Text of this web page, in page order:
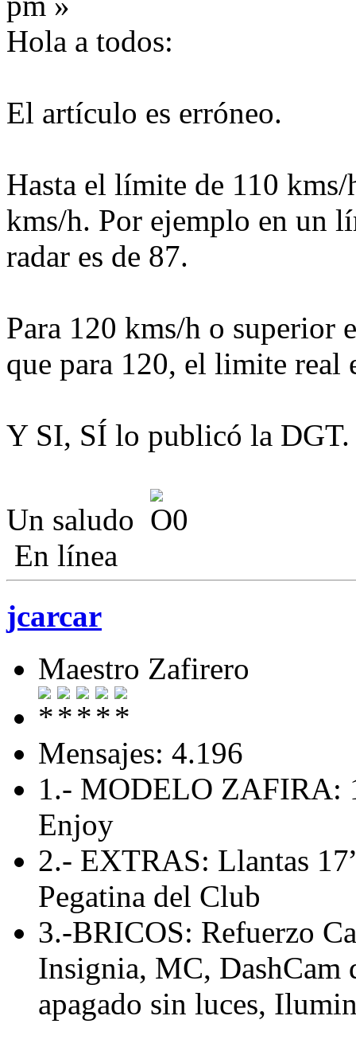
Hola a todos:
El artículo es erróneo.
Hasta el límite de 110
kms/h. Por ejemplo en un
radar es de 87.
Para 120 kms/h o superior
que para 120, el limite real
Y SI, SÍ lo publicó la DGT.
Un saludo
En línea
jcarcar
Maestro Zafirero
Mensajes: 4.196
1.- MODELO ZAFIRA:
Enjoy
2.- EXTRAS: Llantas
Pegatina del Club
3.-BRICOS: Refuerzo
Insignia, MC, DashCam
apagado sin luces,